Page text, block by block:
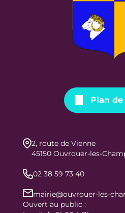
Plan
2, route de Vienne
45150 Ouvrouer-les-
02 38 59 73 40
mairie@ouvrouer-les-
Ouvert au public :